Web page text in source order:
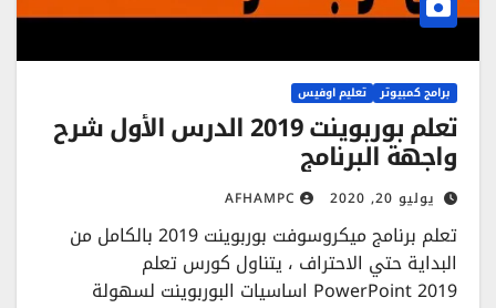
برامج كمبيوتر تعليم اوفيس
تعلم بوربوينت 2019 الدرس الأول شرح
واجهة البرنامج
يوليو 20, 2020 AFHAMPC
تعلم برنامج ميكروسوفت بوربوينت 2019 بالكامل من
البداية حتي الاحتراف ، يتناول كورس تعلم
PowerPoint 2019 اساسيات البوربوينت لسهولة